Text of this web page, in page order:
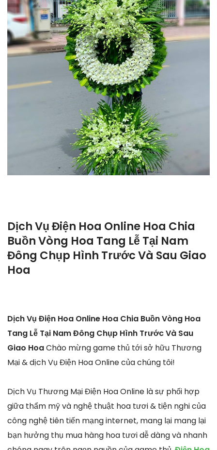
Dịch Vụ Điện Hoa Online Hoa Chia
Buồn Vòng Hoa Tang Lễ Tại Nam
Đông Chụp Hình Trước Và Sau Giao
Hoa
Dịch Vụ Điện Hoa Online Hoa Chia Buồn Vòng Hoa
Tang Lễ Tại Nam Đông Chụp Hình Trước Và Sau
Giao HoaChào mừng game thủ tới sở hữu Thương
Mại & dịch Vụ Điện Hoa Online của chúng tôi!
Dịch Vụ Thương Mại Điện Hoa Online là sự phối hợp
giữa thẩm mỹ và nghệ thuật hoa tươi & tiện nghi của
công nghệ tiên tiến mạng internet, mang lại mang lại
bạn hưởng thụ mua hàng hoa tươi dễ dàng và nhanh